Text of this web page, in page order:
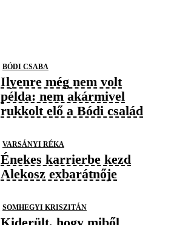
BÓDI CSABA
Ilyenre még nem volt
példa: nem akármivel
rukkolt elő a Bódi család
VARSÁNYI RÉKA
Énekes karrierbe kezd
Alekosz exbarátnője
SOMHEGYI KRISZITÁN